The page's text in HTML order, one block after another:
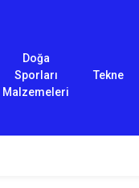
Doğa
Sporları
Malzemeleri
Tekne